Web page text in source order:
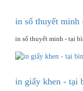
in sổ thuyết minh
in sổ thuyết minh - tại
in giấy khen - tại